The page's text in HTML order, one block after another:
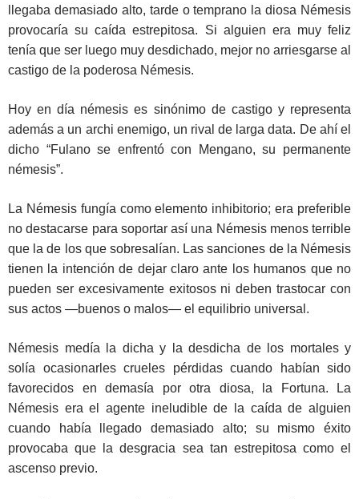
llegaba demasiado alto, tarde o temprano la diosa Némesis
provocaría su caída estrepitosa. Si alguien era muy feliz
tenía que ser luego muy desdichado, mejor no arriesgarse al
castigo de la poderosa Némesis.
Hoy en día némesis es sinónimo de castigo y representa
además a un archi enemigo, un rival de larga data. De ahí el
dicho “Fulano se enfrentó con Mengano, su permanente
némesis”.
La Némesis fungía como elemento inhibitorio; era preferible
no destacarse para soportar así una Némesis menos terrible
que la de los que sobresalían. Las sanciones de la Némesis
tienen la intención de dejar claro ante los humanos que no
pueden ser excesivamente exitosos ni deben trastocar con
sus actos —buenos o malos— el equilibrio universal.
Némesis medía la dicha y la desdicha de los mortales y
solía ocasionarles crueles pérdidas cuando habían sido
favorecidos en demasía por otra diosa, la Fortuna. La
Némesis era el agente ineludible de la caída de alguien
cuando había llegado demasiado alto; su mismo éxito
provocaba que la desgracia sea tan estrepitosa como el
ascenso previo.